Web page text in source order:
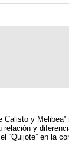
y
y
“Quijote” en la